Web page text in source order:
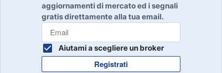
aggiornamenti di mercato ed i segnali
gratis direttamente alla tua email.
Aiutami a scegliere un broker
Registrati